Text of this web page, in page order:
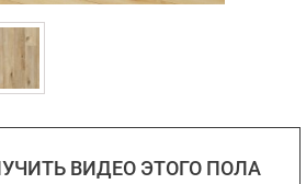
ВИДЕО ЭТОГО ПОЛА